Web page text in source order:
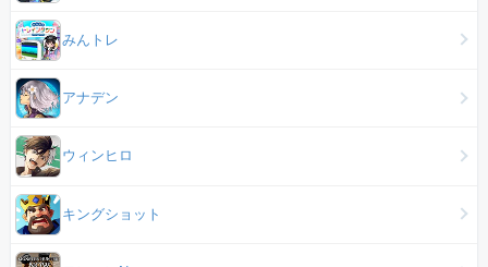
みんトレ
アナデン
ウィンヒロ
キングショット